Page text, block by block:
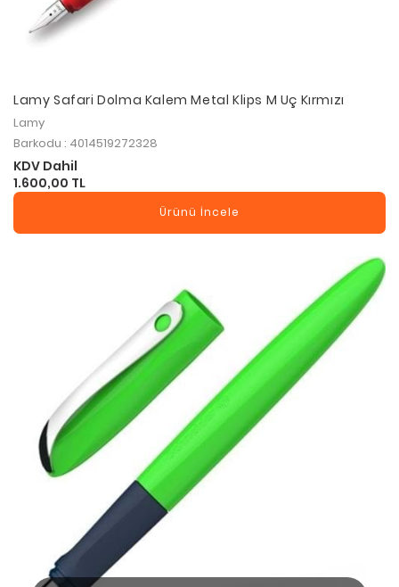
Lamy Safari Dolma Kalem Metal Klips M Uç Kırmızı
Lamy
Barkodu : 4014519272328
KDV Dahil
1.600,00 TL
Ürünü İncele